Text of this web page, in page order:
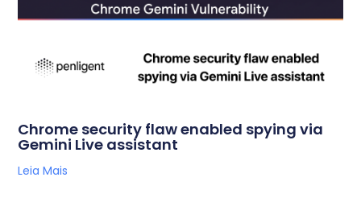
Chrome security flaw enabled spying via
Gemini Live assistant
Leia Mais